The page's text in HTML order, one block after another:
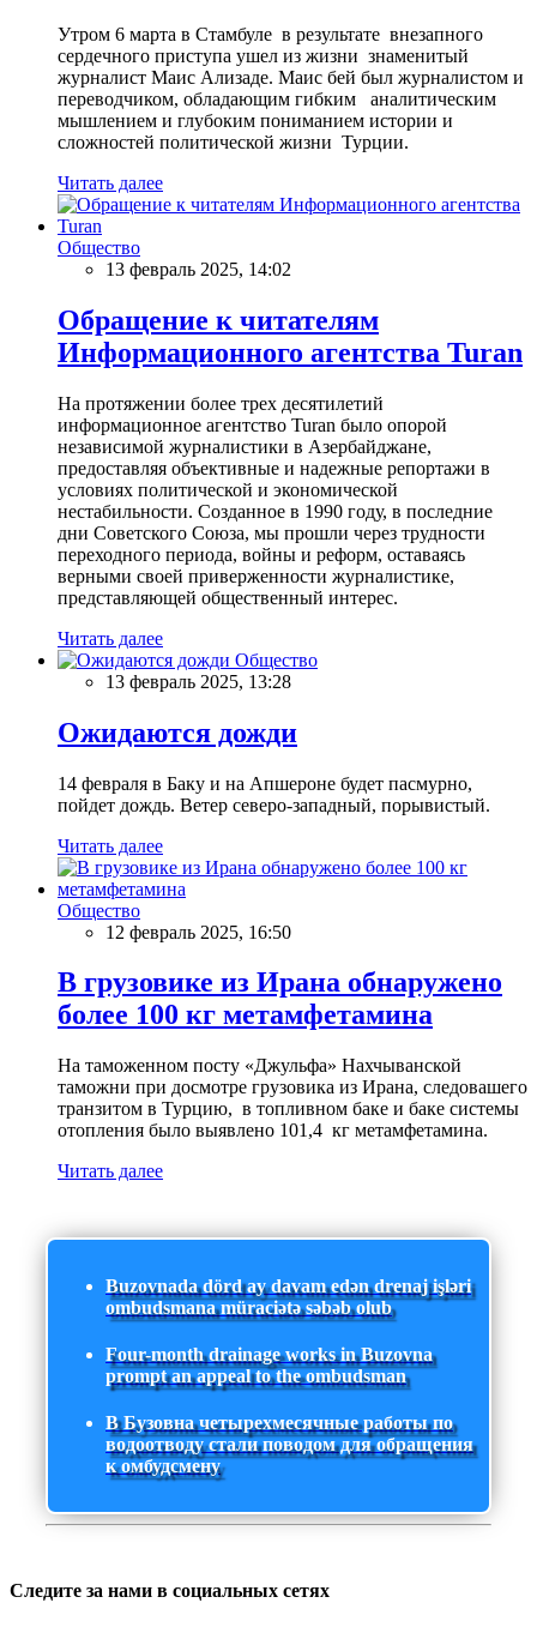
Утром 6 марта в Стамбуле в результате внезапного
сердечного приступа ушел из жизни знаменитый
журналист Маис Ализаде. Маис бей был журналистом и
переводчиком, обладающим гибким аналитическим
мышлением и глубоким пониманием истории и
сложностей политической жизни Турции.
Читать далее
Общество
13 февраль 2025, 14:02
Обращение к читателям
Информационного агентства Turan
На протяжении более трех десятилетий
информационное агентство Turan было опорой
независимой журналистики в Азербайджане,
предоставляя объективные и надежные репортажи в
условиях политической и экономической
нестабильности. Созданное в 1990 году, в последние
дни Советского Союза, мы прошли через трудности
переходного периода, войны и реформ, оставаясь
верными своей приверженности журналистике,
представляющей общественный интерес.
Читать далее
Общество
13 февраль 2025, 13:28
Ожидаются дожди
14 февраля в Баку и на Апшероне будет пасмурно,
пойдет дождь. Ветер северо-западный, порывистый.
Читать далее
Общество
12 февраль 2025, 16:50
В грузовике из Ирана обнаружено
более 100 кг метамфетамина
На таможенном посту «Джульфа» Нахчыванской
таможни при досмотре грузовика из Ирана, следовашего
транзитом в Турцию, в топливном баке и баке системы
отопления было выявлено 101,4 кг метамфетамина.
Читать далее
Buzovnada dörd ay davam edən drenaj işləri
ombudsmana müraciətə səbəb olub
Four-month drainage works in Buzovna
prompt an appeal to the ombudsman
В Бузовна четырехмесячные работы по
водоотводу стали поводом для обращения
к омбудсмену
Следите за нами в социальных сетях